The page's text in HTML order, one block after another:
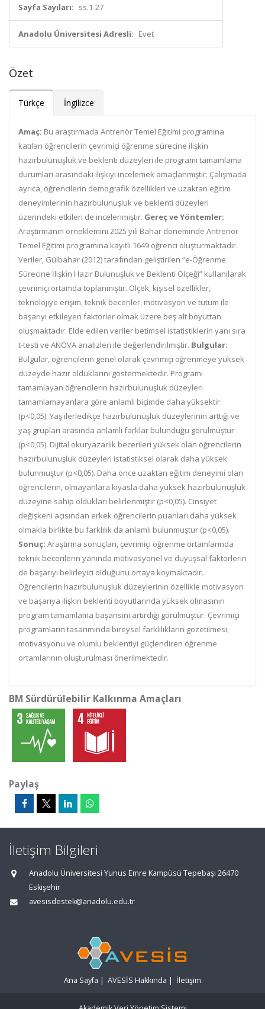
Sayfa Sayıları: ss.1-27
Anadolu Üniversitesi Adresli: Evet
Özet
Türkçe İngilizce
Amaç: Bu araştırmada Antrenör Temel Eğitimi programına
katılan öğrencilerin çevrimiçi öğrenme sürecine ilişkin
hazırbulunuşluk ve beklenti düzeyleri ile programı tamamlama
durumları arasındaki ilişkiyi incelemek amaçlanmıştır. Çalışmada
ayrıca, öğrencilerin demografik özellikleri ve uzaktan eğitim
deneyimlerinin hazırbulunuşluk ve beklenti düzeyleri
üzerindeki etkileri de incelenmiştir. Gereç ve Yöntemler:
Araştırmanın örneklemini 2025 yılı Bahar döneminde Antrenör
Temel Eğitimi programına kayıtlı 1649 öğrenci oluşturmaktadır.
Veriler, Gülbahar (2012) tarafından geliştirilen “e-Öğrenme
Sürecine İlişkin Hazır Bulunuşluk ve Beklenti Ölçeği” kullanılarak
çevrimiçi ortamda toplanmıştır. Ölçek; kişisel özellikler,
teknolojiye erişim, teknik beceriler, motivasyon ve tutum ile
başarıyı etkileyen faktörler olmak üzere beş alt boyuttan
oluşmaktadır. Elde edilen veriler betimsel istatistiklerin yanı sıra
t-testi ve ANOVA analizleri ile değerlendirilmiştir. Bulgular:
Bulgular, öğrencilerin genel olarak çevrimiçi öğrenmeye yüksek
düzeyde hazır olduklarını göstermektedir. Programı
tamamlayan öğrencilerin hazırbulunuşluk düzeyleri
tamamlamayanlara göre anlamlı biçimde daha yüksektir
(p<0,05). Yaş ilerledikçe hazırbulunuşluk düzeylerinin arttığı ve
yaş grupları arasında anlamlı farklar bulunduğu görülmüştür
(p<0,05). Dijital okuryazarlık becerileri yüksek olan öğrencilerin
hazırbulunuşluk düzeyleri istatistiksel olarak daha yüksek
bulunmuştur (p<0,05). Daha önce uzaktan eğitim deneyimi olan
öğrencilerin, olmayanlara kıyasla daha yüksek hazırbulunuşluk
düzeyine sahip oldukları belirlenmiştir (p<0,05). Cinsiyet
değişkeni açısından erkek öğrencilerin puanları daha yüksek
olmakla birlikte bu farklılık da anlamlı bulunmuştur (p<0,05).
Sonuç: Araştırma sonuçları, çevrimiçi öğrenme ortamlarında
teknik becerilerin yanında motivasyonel ve duyuşsal faktörlerin
de başarıyı belirleyici olduğunu ortaya koymaktadır.
Öğrencilerin hazırbulunuşluk düzeylerinin özellikle motivasyon
ve başarıya ilişkin beklenti boyutlarında yüksek olmasının
program tamamlama başarısını artırdığı görülmüştür. Çevrimiçi
programların tasarımında bireysel farklılıkların gözetilmesi,
motivasyonu ve olumlu beklentiyi güçlendiren öğrenme
ortamlarının oluşturulması önerilmektedir.
BM Sürdürülebilir Kalkınma Amaçları
Paylaş
İletişim Bilgileri
Anadolu Üniversitesi Yunus Emre Kampüsü Tepebaşı 26470
Eskişehir
avesisdestek@anadolu.edu.tr
Ana Sayfa | AVESİS Hakkında | İletişim